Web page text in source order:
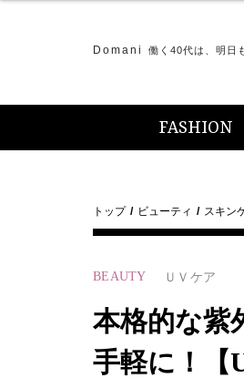
Domani 働く40代は、明日
FASHION
トップ ビューティ スキン
BEAUTY ＵＶケア
本格的な紫
手軽に！【